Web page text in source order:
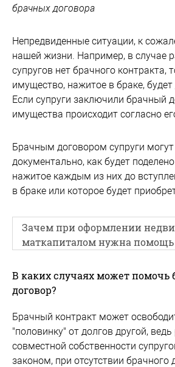
брачных договора
Непредвиденные ситуации, к
нашей жизни. Например, в случае
супругов нет брачного контракта,
имущество, нажитое в браке, будет
Если супруги заключили брачный
имущества происходит согласно
Брачным договором супруги
документально, как будет
нажитое каждым из них до
в браке или которое будет
Зачем при оформлении
маткапиталом нужна помощь
В каких случаях может помочь
договор?
Брачный контракт может
"половинку" от долгов другой,
совместной собственности
законом, при отсутствии брачного